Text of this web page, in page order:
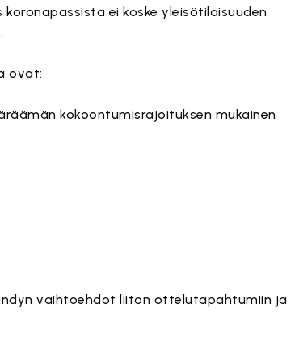
ei koske yleisötilaisuuden
ovat:
kokoontumisrajoituksen mukainen
vaihtoehdot liiton ottelutapahtumiin ja